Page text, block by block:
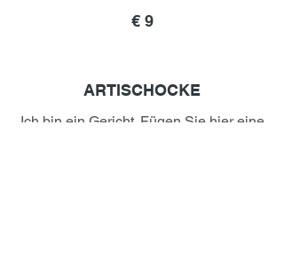
€ 9
ARTISCHOCKE
Ich bin ein Gericht. Fügen Sie hier eine